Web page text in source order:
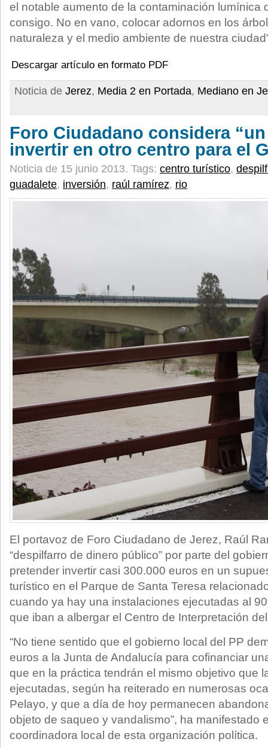
el notable aumento de la contaminación lumínica
consigo. No en vano, colocar adornos en los
naturaleza y el medio ambiente de nuestra
Descargar artículo en formato PDF
Noticia de Jerez, Media 2 en Portada, Mediano en
Foro Ciudadano considera
invertir en otro centro para el
Noticia de 15 junio 2013. Tags: centro turístico,
guadalete, inversión, raúl ramírez, rio
El portavoz de Foro Ciudadano de Jerez, Raúl
“despilfarro de dinero público” por parte del
pretender invertir casi 300.000 euros en un
turístico en el Parque de Santa Teresa
cuando ya hay una instalaciones ejecutadas al
que iban a albergar el Centro de Interpretación
“No tiene sentido que el gobierno local del PP
euros a la Junta de Andalucía para cofinanciar
que en la práctica tendrán el mismo objetivo que
ejecutadas, según ha reiterado en numerosas
Pelayo, y que a día de hoy permanecen
objeto de saqueo y vandalismo”, ha manifestado
coordinadora local de esta organización política.